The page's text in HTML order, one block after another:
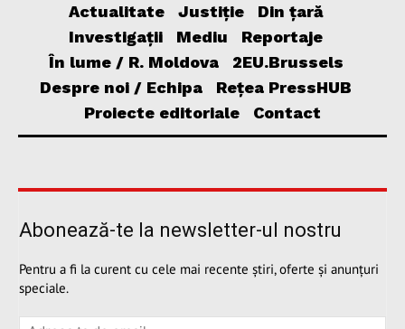
Actualitate Justiție
Din țară
Investigații
Mediu
Reportaje
În lume / R. Moldova
2EU.Brussels
Despre noi / Echipa
Rețea PressHUB
Proiecte editoriale
Contact
Abonează-te la newsletter-ul nostru
Pentru a fi la curent cu cele mai recente știri, oferte și anunțuri
speciale.